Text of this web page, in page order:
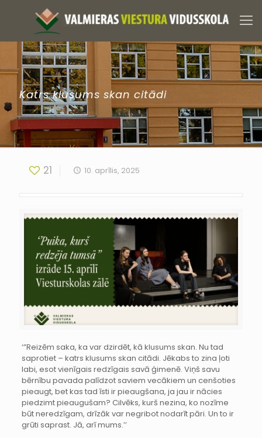
Katrs klusums skan citādi
21 10. aprīlis, 2025
‘”Reizēm saka, ka var dzirdēt, kā klusums skan. Nu tad
saprotiet – katrs klusums skan citādi. Jēkabs to zina ļoti
labi, esot vienīgais redzīgais savā ģimenē. Viņš savu
bērnību pavada palīdzot saviem vecākiem un cenšoties
pieaugt, bet kas tad īsti ir pieaugšana, ja jau ir nācies
piedzimt pieaugušam? Cilvēks, kurš nezina, ko nozīme
būt neredzīgam, drīzāk var negribot nodarīt pāri. Un to ir
grūti saprast. Jā, arī mums.’’